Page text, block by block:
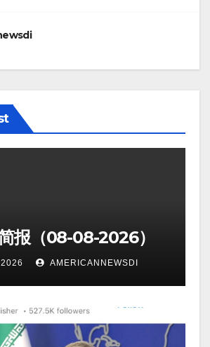
报（08-08-2026）
AMERICANNEWSDI